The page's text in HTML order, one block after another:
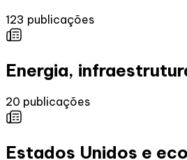
123 publicações
Energia,
20 publicações
Estados Unidos e